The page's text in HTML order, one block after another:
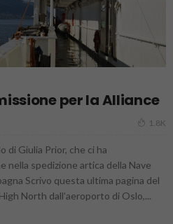
per la Alliance
1.8K
di Giulia Prior, che ci ha
nella spedizione artica della Nave
Scrivo questa ultima pagina del
North dall’aeroporto di Oslo,...